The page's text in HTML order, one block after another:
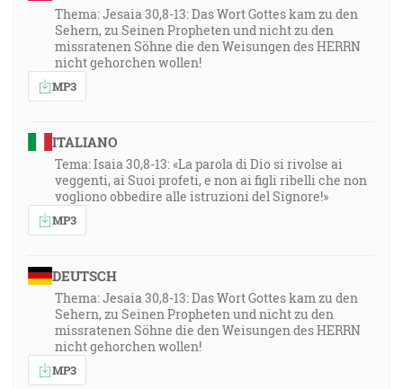
Thema: Jesaia 30,8-13: Das Wort Gottes kam zu den
Sehern, zu Seinen Propheten und nicht zu den
missratenen Söhne die den Weisungen des HERRN
nicht gehorchen wollen!
MP3
ITALIANO
Tema: Isaia 30,8-13: «La parola di Dio si rivolse ai
veggenti, ai Suoi profeti, e non ai figli ribelli che non
vogliono obbedire alle istruzioni del Signore!»
MP3
DEUTSCH
Thema: Jesaia 30,8-13: Das Wort Gottes kam zu den
Sehern, zu Seinen Propheten und nicht zu den
missratenen Söhne die den Weisungen des HERRN
nicht gehorchen wollen!
MP3